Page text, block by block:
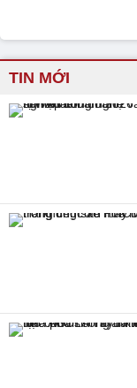
TIN MỚI